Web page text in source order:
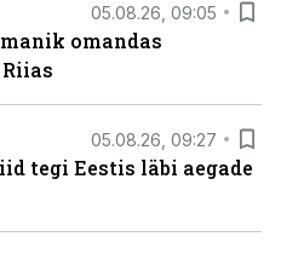
05.08.26, 09:05
omandas
05.08.26, 09:27
tegi Eestis läbi aegade